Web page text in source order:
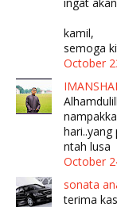
kamil,
semoga
October
ntah lusa
October
sonata
terima